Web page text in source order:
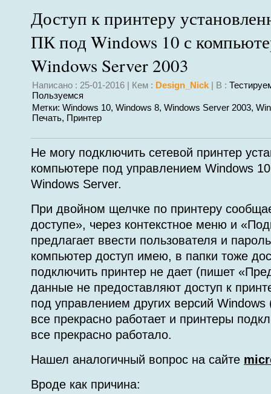
Доступ к принтеру
ПК под Windows 10 с
Windows Server 2003
Написано : 25-01-2016 | Кем : Design_Nick | В :
Пользуемся
Метки: Windows 10, Windows 8, Windows Server 2003,
Печать, Принтер
Не могу подключить сетевой принтер
компьютере под управлением Windows
Windows Server.
При двойном щелчке по принтеру
доступе», через контекстное меню и
предлагает ввести пользователя и
компьютер доступ имею, в папки тоже
подключить принтер не дает (пишет
данные не предоставляют доступ к
под управлением других версий
все прекрасно работает и принтеры
все прекрасно работало.
Нашел аналогичный вопрос на сайте
Вроде как причина: